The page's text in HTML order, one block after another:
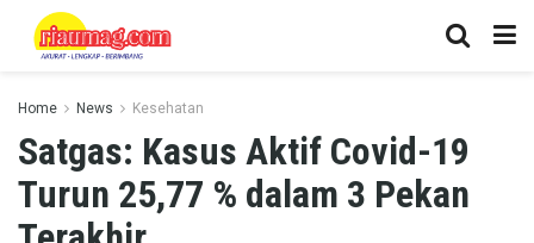
Home News Kesehatan
Satgas: Kasus Aktif Covid-19
Turun 25,77 % dalam 3 Pekan